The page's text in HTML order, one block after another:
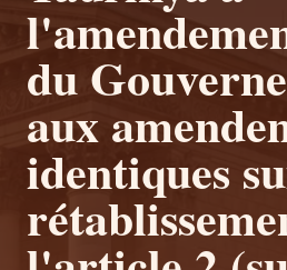
du
aux
identiques